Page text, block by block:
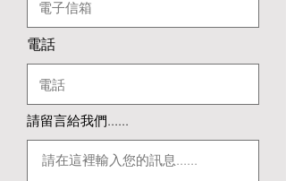
電話
請留言給我們......